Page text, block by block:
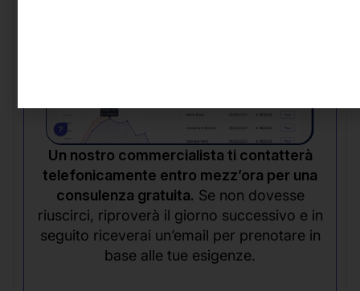
Un nostro commercialista ti contatterà
telefonicamente entro mezz’ora per una
consulenza gratuita. Se non dovesse
riuscirci, riproverà il giorno successivo e in
seguito riceverai un’email per prenotare in
base alle tue esigenze.